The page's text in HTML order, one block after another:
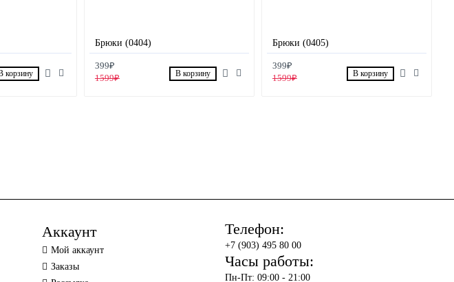
корзину
Брюки (0404)
399₽
1599₽
В корзину
Брюки (0405)
399₽
1599₽
В корзину
Аккаунт
Мой аккаунт
Заказы
Телефон:
+7 (903) 495 80 00
Часы работы:
Пн-Пт: 09:00 - 21:00